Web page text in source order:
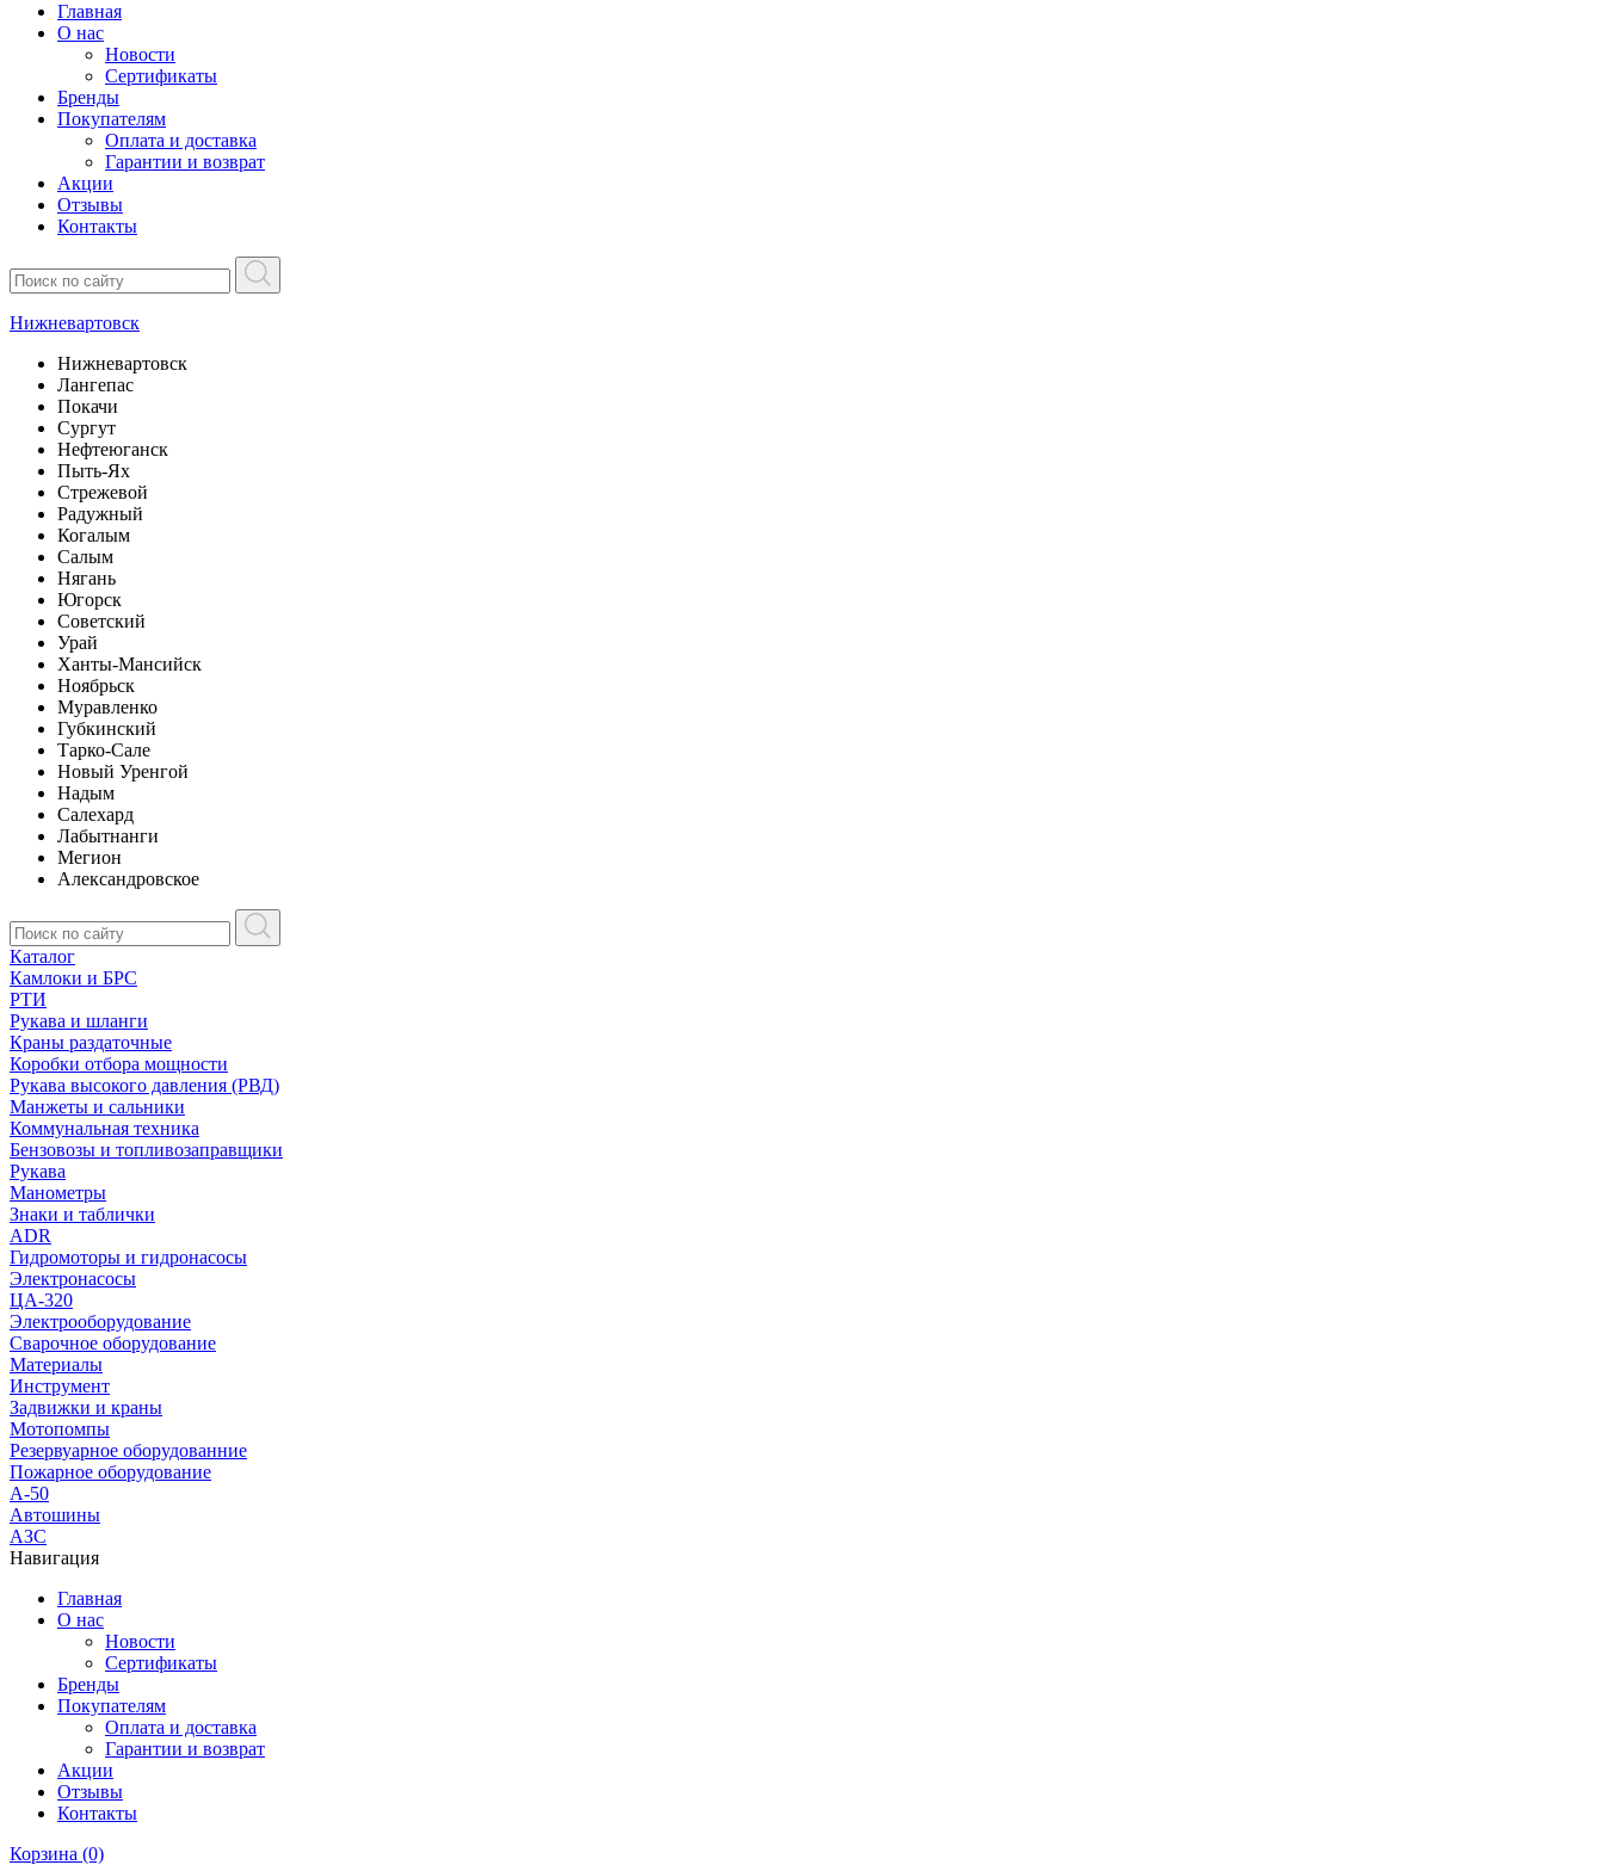
Главная
О нас
Новости
Сертификаты
Бренды
Покупателям
Оплата и доставка
Гарантии и возврат
Акции
Отзывы
Контакты
Нижневартовск
Нижневартовск
Лангепас
Покачи
Сургут
Нефтеюганск
Пыть-Ях
Стрежевой
Радужный
Когалым
Салым
Нягань
Югорск
Советский
Урай
Ханты-Мансийск
Ноябрьск
Муравленко
Губкинский
Тарко-Сале
Новый Уренгой
Надым
Салехард
Лабытнанги
Мегион
Александровское
Каталог
Камлоки и БРС
РТИ
Рукава и шланги
Краны раздаточные
Коробки отбора мощности
Рукава высокого давления (РВД)
Манжеты и сальники
Коммунальная техника
Бензовозы и топливозаправщики
Рукава
Манометры
Знаки и таблички
ADR
Гидромоторы и гидронасосы
Электронасосы
ЦА-320
Электрооборудование
Сварочное оборудование
Материалы
Инструмент
Задвижки и краны
Мотопомпы
Резервуарное оборудованние
Пожарное оборудование
А-50
Автошины
АЗС
Навигация
Главная
О нас
Новости
Сертификаты
Бренды
Покупателям
Оплата и доставка
Гарантии и возврат
Акции
Отзывы
Контакты
Корзина (0)